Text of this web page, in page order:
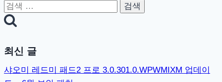
검
색:
최신 글
샤오미 레드미 패드2 프로 3.0.301.0.WPWMIXM 업데이